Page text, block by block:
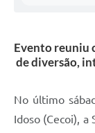
Evento reuniu
de diversão,
No último
Idoso (Cecoi), a